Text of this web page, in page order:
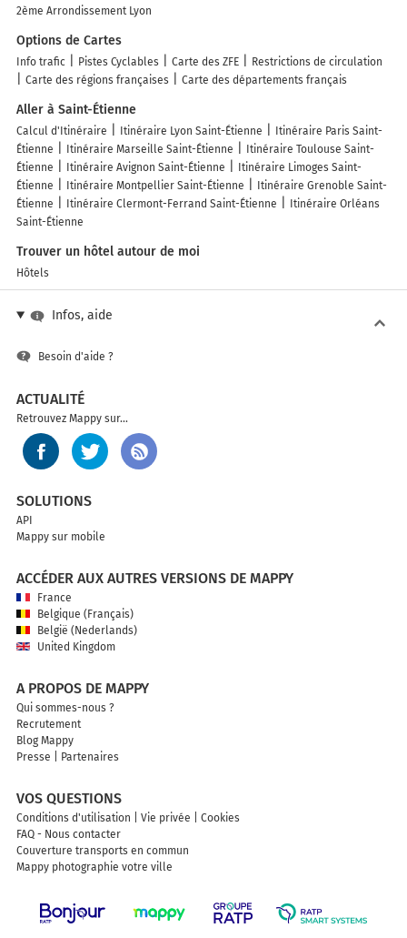
2ème Arrondissement Lyon
Options de Cartes
Info trafic Pistes Cyclables Carte des ZFE
Restrictions de circulation
Carte des régions françaises
Carte des départements français
Aller à Saint-Étienne
Calcul d'Itinéraire Itinéraire Lyon Saint-Étienne
Itinéraire Paris Saint-
Étienne
Itinéraire Marseille Saint-Étienne
Itinéraire Toulouse Saint-
Étienne
Itinéraire Avignon Saint-Étienne
Itinéraire Limoges Saint-
Étienne
Itinéraire Montpellier Saint-Étienne
Itinéraire Grenoble Saint-
Étienne
Itinéraire Clermont-Ferrand Saint-Étienne
Itinéraire Orléans
Saint-Étienne
Trouver un hôtel autour de moi
Hôtels
Infos, aide
Besoin d'aide ?
ACTUALITÉ
Retrouvez Mappy sur...
SOLUTIONS
API
Mappy sur mobile
ACCÉDER AUX AUTRES VERSIONS DE MAPPY
France
Belgique (Français)
België (Nederlands)
United Kingdom
A PROPOS DE MAPPY
Qui sommes-nous ?
Recrutement
Blog Mappy
Presse
Partenaires
VOS QUESTIONS
Conditions d'utilisation Vie privée
Cookies
FAQ - Nous contacter
Couverture transports en commun
Mappy photographie votre ville